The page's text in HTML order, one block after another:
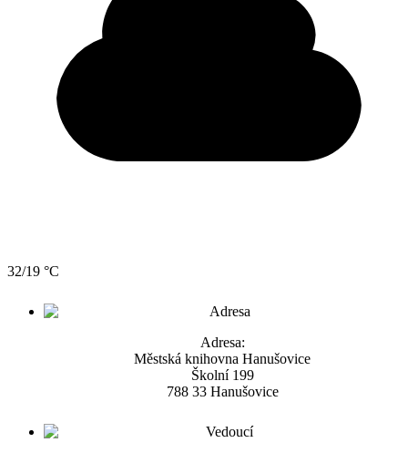
32/19 °C
Adresa:
Městská knihovna Hanušovice
Školní 199
788 33 Hanušovice